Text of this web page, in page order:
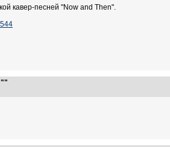
кавер-песней "Now and Then".